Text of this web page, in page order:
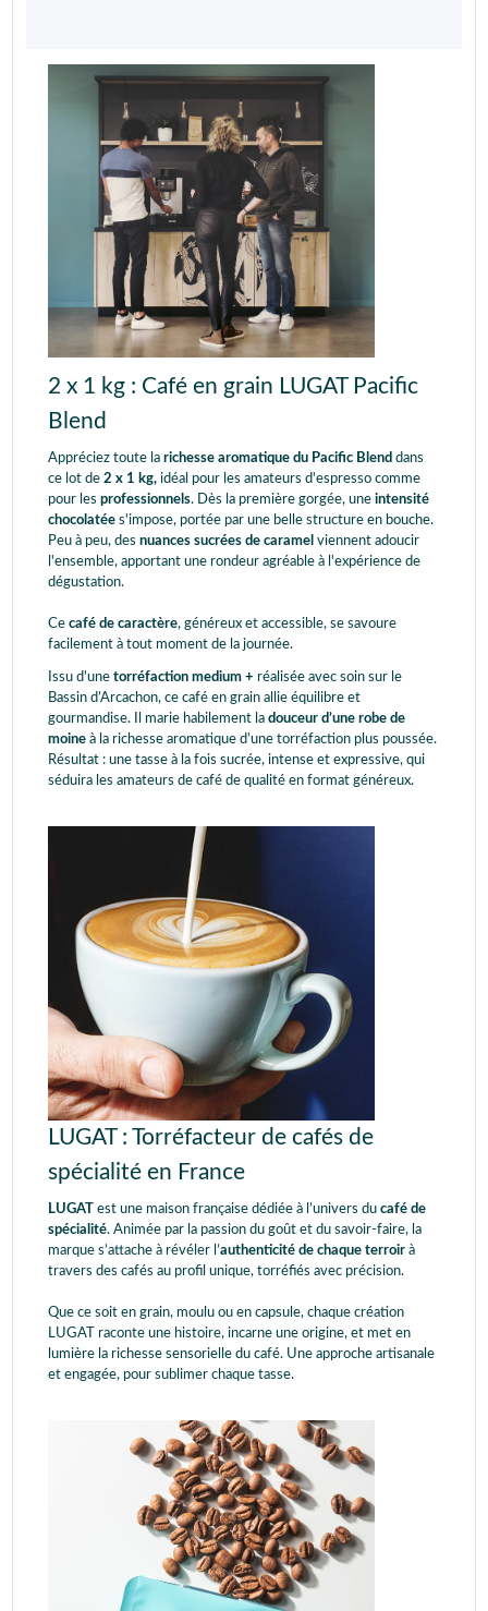
2 x 1 kg : Café en grain LUGAT Pacific
Blend
Appréciez toute la richesse aromatique du Pacific Blend dans
ce lot de 2 x 1 kg, idéal pour les amateurs d'espresso comme
pour les professionnels. Dès la première gorgée, une intensité
chocolatée s'impose, portée par une belle structure en bouche.
Peu à peu, des nuances sucrées de caramel viennent adoucir
l'ensemble, apportant une rondeur agréable à l'expérience de
dégustation.
Ce café de caractère, généreux et accessible, se savoure
facilement à tout moment de la journée.
Issu d'une torréfaction medium + réalisée avec soin sur le
Bassin d’Arcachon, ce café en grain allie équilibre et
gourmandise. Il marie habilement la douceur d’une robe de
moine à la richesse aromatique d’une torréfaction plus poussée.
Résultat : une tasse à la fois sucrée, intense et expressive, qui
séduira les amateurs de café de qualité en format généreux.
LUGAT : Torréfacteur de cafés de
spécialité en France
LUGAT est une maison française dédiée à l’univers du café de
spécialité. Animée par la passion du goût et du savoir-faire, la
marque s’attache à révéler l’authenticité de chaque terroir à
travers des cafés au profil unique, torréfiés avec précision.
Que ce soit en grain, moulu ou en capsule, chaque création
LUGAT raconte une histoire, incarne une origine, et met en
lumière la richesse sensorielle du café. Une approche artisanale
et engagée, pour sublimer chaque tasse.